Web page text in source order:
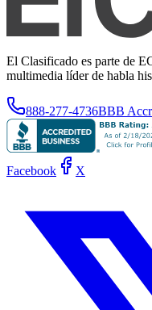
El Clasificado es parte de
multimedia líder de habla
888-277-4736BBB
Facebook X